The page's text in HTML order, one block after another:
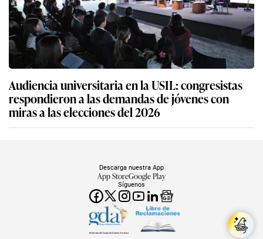
Audiencia universitaria en la USIL: congresistas
respondieron a las demandas de jóvenes con
miras a las elecciones del 2026
Síguenos
Descarga nuestra App
App StoreGoogle Play
Miembro del Grupo de Diarios América